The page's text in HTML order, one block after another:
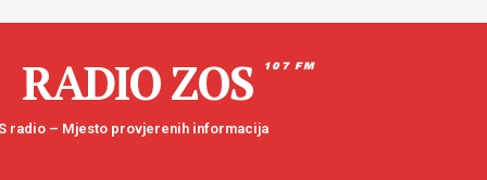
RADIO ZOS 107 FM
radio – Mjesto provjerenih informacija